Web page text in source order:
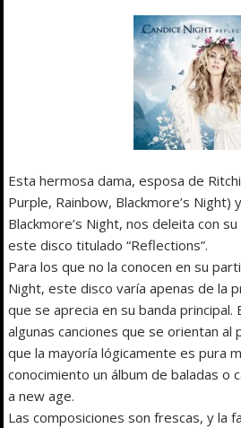
Esta hermosa dama, esposa de
Purple, Rainbow, Blackmore’s Night)
Blackmore’s Night, nos deleita con
este disco titulado “Reflections”.
Para los que no la conocen en su
Night, este disco varía apenas de la
que se aprecia en su banda principal.
algunas canciones que se orientan al
que la mayoría lógicamente es pura
conocimiento un álbum de baladas o
a new age.
Las composiciones son frescas, y la